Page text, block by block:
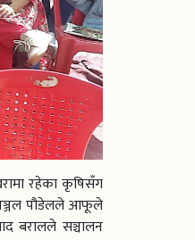
रहेका कृषिसँग
प्रञ्जल पौडेलले आफूले
बरालले सञ्चालन